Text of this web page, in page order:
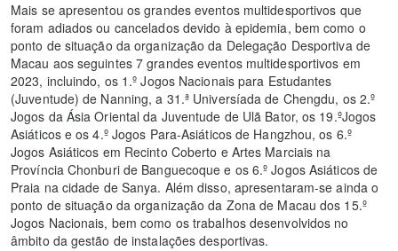
Mais se apresentou os grandes eventos multidesportivos que
foram adiados ou cancelados devido à epidemia, bem como o
ponto de situação da organização da Delegação Desportiva de
Macau aos seguintes 7 grandes eventos multidesportivos em
2023, incluindo, os 1.º Jogos Nacionais para Estudantes
(Juventude) de Nanning, a 31.ª Universíada de Chengdu, os 2.º
Jogos da Ásia Oriental da Juventude de Ulã Bator, os 19.ºJogos
Asiáticos e os 4.º Jogos Para-Asiáticos de Hangzhou, os 6.º
Jogos Asiáticos em Recinto Coberto e Artes Marciais na
Província Chonburi de Banguecoque e os 6.º Jogos Asiáticos de
Praia na cidade de Sanya. Além disso, apresentaram-se ainda o
ponto de situação da organização da Zona de Macau dos 15.º
Jogos Nacionais, bem como os trabalhos desenvolvidos no
âmbito da gestão de instalações desportivas.